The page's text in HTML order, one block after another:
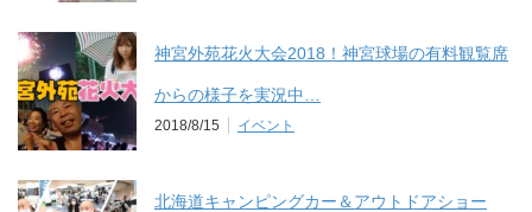
神宮外苑花火大会2018！神宮球場の有料観覧席
からの様子を実況中…
2018/8/15 イベント
北海道キャンピングカー＆アウトドアショー